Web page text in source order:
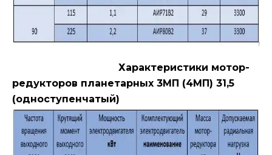
Характеристики мотор-
редукторов планетарных 3МП (4МП) 31,5
(одноступенчатый)